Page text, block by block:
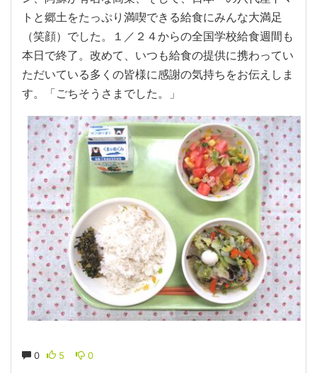
トと郷土をたっぷり満喫できる給食にみんな大満足
（笑顔）でした。１／２４からの全国学校給食週間も
本日で終了。改めて、いつも給食の提供に携わってい
ただいている多くの皆様に感謝の気持ちをお伝えしま
す。「ごちそうさまでした。」
0 5 0